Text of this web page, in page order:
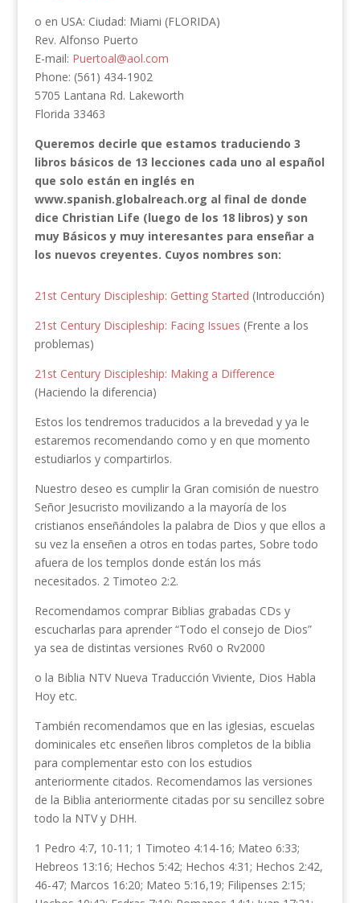
o en USA: Ciudad: Miami (FLORIDA)
Rev. Alfonso Puerto
E-mail: Puertoal@aol.com
Phone: (561) 434-1902
5705 Lantana Rd. Lakeworth
Florida 33463
Queremos decirle que estamos traduciendo 3
libros básicos de 13 lecciones cada uno al español
que solo están en inglés en
www.spanish.globalreach.org al final de donde
dice Christian Life (luego de los 18 libros) y son
muy Básicos y muy interesantes para enseñar a
los nuevos creyentes. Cuyos nombres son:
21st Century Discipleship: Getting Started (Introducción)
21st Century Discipleship: Facing Issues (Frente a los
problemas)
21st Century Discipleship: Making a Difference
(Haciendo la diferencia)
Estos los tendremos traducidos a la brevedad y ya le
estaremos recomendando como y en que momento
estudiarlos y compartirlos.
Nuestro deseo es cumplir la Gran comisión de nuestro
Señor Jesucristo movilizando a la mayoría de los
cristianos enseñándoles la palabra de Dios y que ellos a
su vez la enseñen a otros en todas partes, Sobre todo
afuera de los templos donde están los más
necesitados. 2 Timoteo 2:2.
Recomendamos comprar Biblias grabadas CDs y
escucharlas para aprender “Todo el consejo de Dios”
ya sea de distintas versiones Rv60 o Rv2000
o la Biblia NTV Nueva Traducción Viviente, Dios Habla
Hoy etc.
También recomendamos que en las iglesias, escuelas
dominicales etc enseñen libros completos de la biblia
para complementar esto con los estudios
anteriormente citados. Recomendamos las versiones
de la Biblia anteriormente citadas por su sencillez sobre
todo la NTV y DHH.
1 Pedro 4:7, 10-11; 1 Timoteo 4:14-16; Mateo 6:33;
Hebreos 13:16; Hechos 5:42; Hechos 4:31; Hechos 2:42,
46-47; Marcos 16:20; Mateo 5:16,19; Filipenses 2:15;